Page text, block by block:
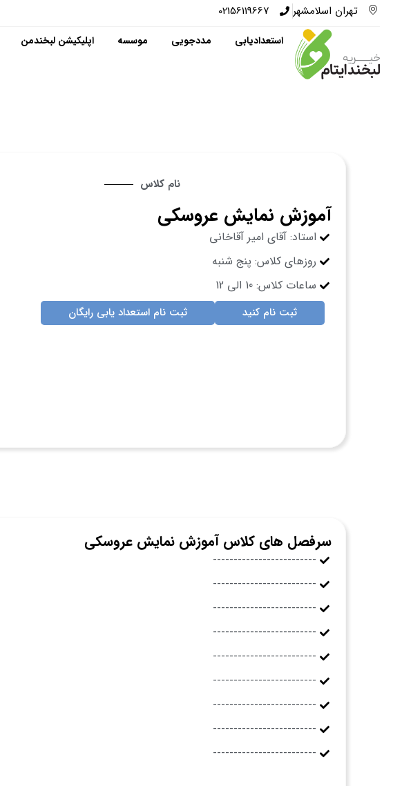
تهران اسلامشهر 02156119667
استعدادیابی مددجویی موسسه اپلیکیشن لبخندمن
نام کلاس
آموزش نمایش عروسکی
استاد: آقای امیر آقاخانی
روزهای کلاس: پنج شنبه
ساعات کلاس: 10 الی 12
ثبت نام کنید ثبت نام استعداد یابی رایگان
سرفصل های کلاس آموزش نمایش عروسکی
-------------------------
-------------------------
-------------------------
-------------------------
-------------------------
-------------------------
-------------------------
-------------------------
-------------------------